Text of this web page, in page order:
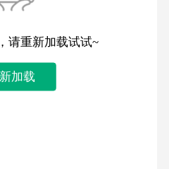
请重新加载试试~
加载